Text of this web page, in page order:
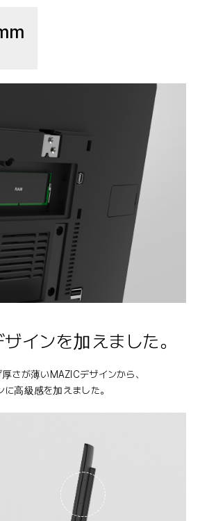
インを加えました。
さが薄いMAZICデザインから、
高級感を加えました。